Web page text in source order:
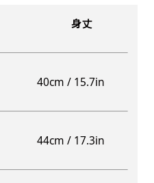
身丈
40cm / 15.7in
44cm / 17.3in